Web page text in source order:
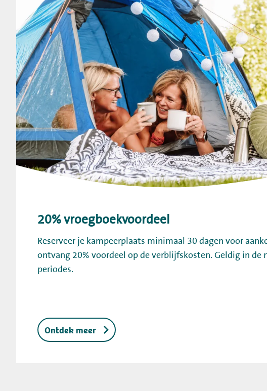
20% vroegboekvoordeel
Reserveer je kampeerplaats minimaal 30 dagen voor
ontvang 20% voordeel op de verblijfskosten. Geldig in de
periodes.
Ontdek meer